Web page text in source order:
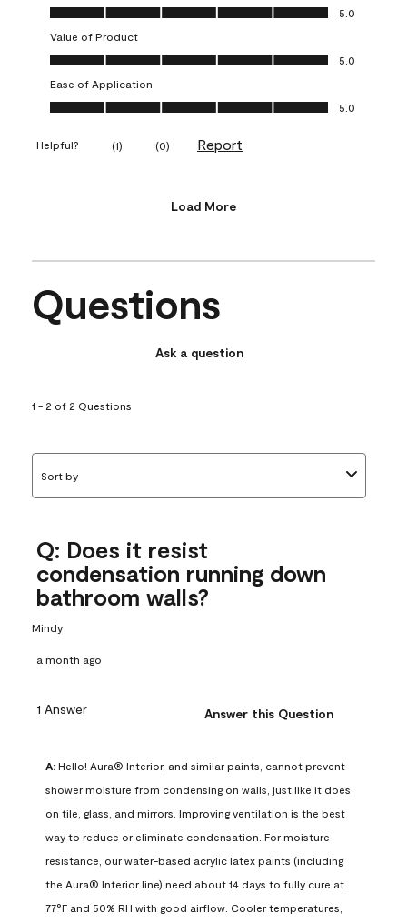
Quality of Product, 5.0 out of 5
5.0
Value of Product
Value of Product, 5.0 out of 5
5.0
Ease of Application
Ease of Application, 5.0 out of 5
5.0
Helpful? (1) (0) Report
Load More
Questions
Ask a question
1 - 2 of 2 Questions
Sort by
Q: Does it resist
condensation running down
bathroom walls?
Mindy
a month ago
1 Answer Answer this Question
A: Hello! Aura® Interior, and similar paints, cannot prevent
shower moisture from condensing on walls, just like it does
on tile, glass, and mirrors. Improving ventilation is the best
way to reduce or eliminate condensation. For moisture
resistance, our water-based acrylic latex paints (including
the Aura® Interior line) need about 14 days to fully cure at
77°F and 50% RH with good airflow. Cooler temperatures,